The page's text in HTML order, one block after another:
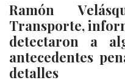
Ramón
Transporte,
detectaron a
antecedentes
detalles